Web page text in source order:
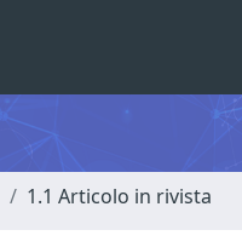
1.1 Articolo in rivista